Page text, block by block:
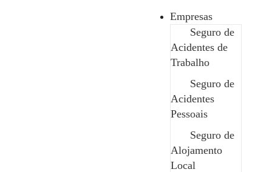
Empresas
Seguro de
Acidentes de
Trabalho
Seguro de
Acidentes
Pessoais
Seguro de
Alojamento
Local
Seguro de PPR
Seguro de PPR